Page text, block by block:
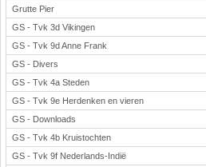
Grutte Pier
GS - Tvk 3d Vikingen
GS - Tvk 9d Anne Frank
GS - Divers
GS - Tvk 4a Steden
GS - Tvk 9e Herdenken en vieren
GS - Downloads
GS - Tvk 4b Kruistochten
GS - Tvk 9f Nederlands-Indië